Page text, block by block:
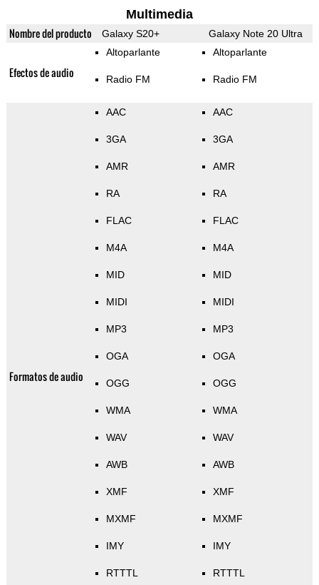
Multimedia
Nombre del producto Galaxy S20+ Galaxy Note 20 Ultra
Efectos de audio
Altoparlante
Radio FM
Altoparlante
Radio FM
Formatos de audio
AAC
3GA
AMR
RA
FLAC
M4A
MID
MIDI
MP3
OGA
OGG
WMA
WAV
AWB
XMF
MXMF
IMY
RTTTL
AAC
3GA
AMR
RA
FLAC
M4A
MID
MIDI
MP3
OGA
OGG
WMA
WAV
AWB
XMF
MXMF
IMY
RTTTL